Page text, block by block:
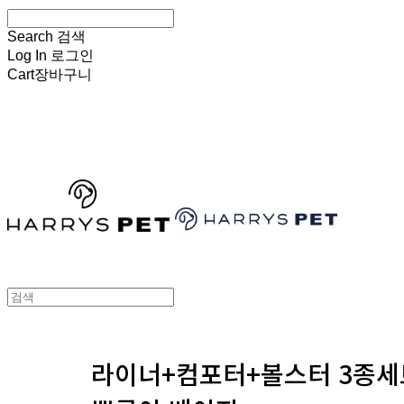
Search 검색
Log In 로그인
Cart장바구니
라이너+컴포터+볼스터 3종